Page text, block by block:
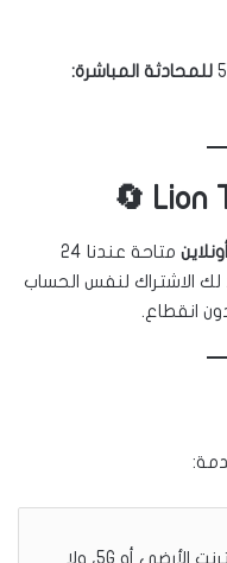
للمحادثة المباشرة:
متاحة عندنا 24
لك الاشتراك لنفس الحساب
انقطاع.
لا، نهائياً. تقنية IPTV تعتمد على الإنترنت الأرضي أو 5G، ولا